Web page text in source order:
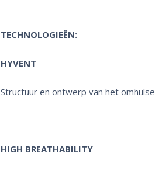
TECHNOLOGIEËN:
HYVENT
Structuur en ontwerp van het
HIGH BREATHABILITY